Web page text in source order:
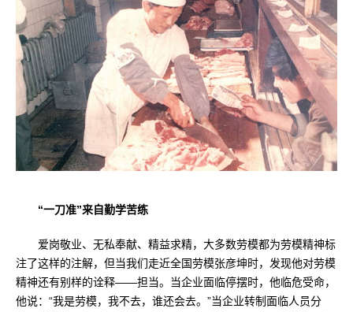
“一刀准”来自勤学苦练
爱岗敬业、无私奉献、精益求精，大多数劳模都为劳模精神标
注了这样的注解，但当我们走近全国劳模张彦坤时，发现他对劳模
精神还有别样的诠释——担当。当企业面临停摆时，他临危受命，
他说：“我是劳模，我不去，谁还会去。”当企业转制面临人员分